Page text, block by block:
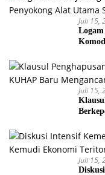
Juli 15,
Juli 15,
Juli 15,